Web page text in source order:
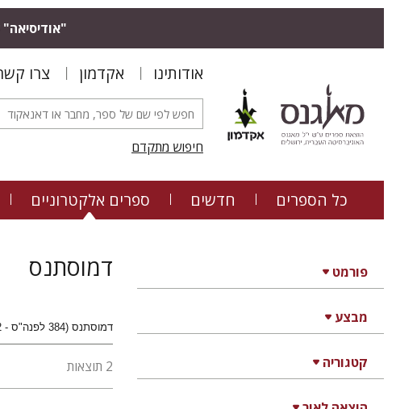
אודותינו אקדמון צרו
חיפוש מתקדם
כל הספרים חדשים ספרים אלקטרוניים
פורמט
מבצע
קטגוריה
דמוסתנס
דמוסתנס (384 לפנה"ס - 322 לפנה"ס) היה מדינאי אתונאי שחי במאה הרביעית לפני הספירה, ונחשב לנואם דגול ודמגוג, ומני אז לשם נרדף לנואם חוצב להבות.
2 תוצאות